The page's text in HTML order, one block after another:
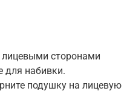
сторонами
для набивки.
подушку на лицевую